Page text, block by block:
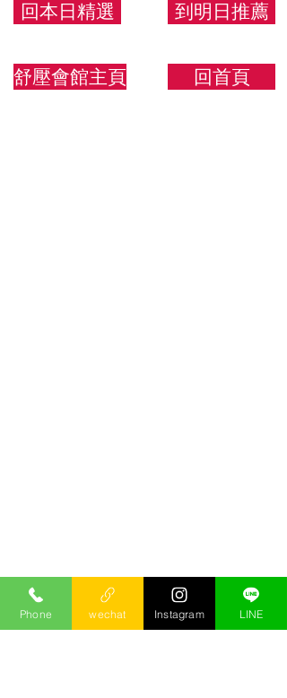
回本日精選
舒壓會館主頁
到明日推薦
回首頁
Phone wechat Instagram LINE